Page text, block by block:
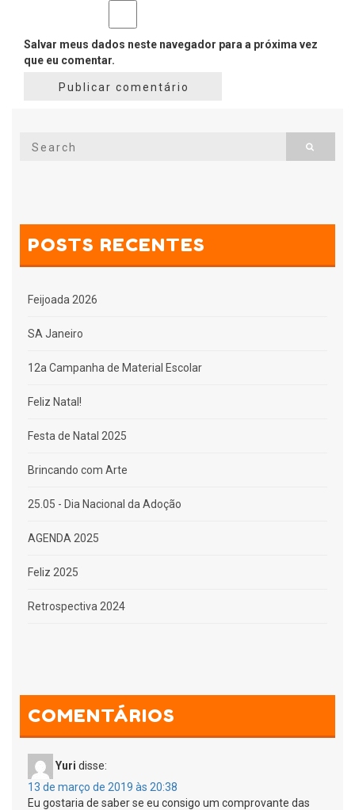
Salvar meus dados neste navegador para a próxima vez
que eu comentar.
for:
POSTS RECENTES
Feijoada 2026
SA Janeiro
12a Campanha de Material Escolar
Feliz Natal!
Festa de Natal 2025
Brincando com Arte
25.05 - Dia Nacional da Adoção
AGENDA 2025
Feliz 2025
Retrospectiva 2024
COMENTÁRIOS
Yuri disse:
13 de março de 2019 às 20:38
Eu gostaria de saber se eu consigo um comprovante das